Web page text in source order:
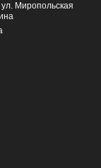
ул. Миропольская